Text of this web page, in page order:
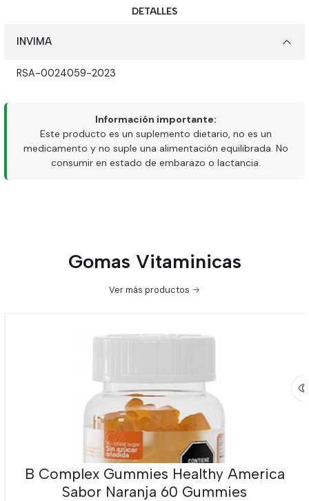
DETALLES
INVIMA
RSA-0024059-2023
Información importante:
Este producto es un suplemento dietario, no es un
medicamento y no suple una alimentación equilibrada. No
consumir en estado de embarazo o lactancia.
Gomas Vitaminicas
Ver más productos
B Complex Gummies Healthy America
Sabor Naranja 60 Gummies